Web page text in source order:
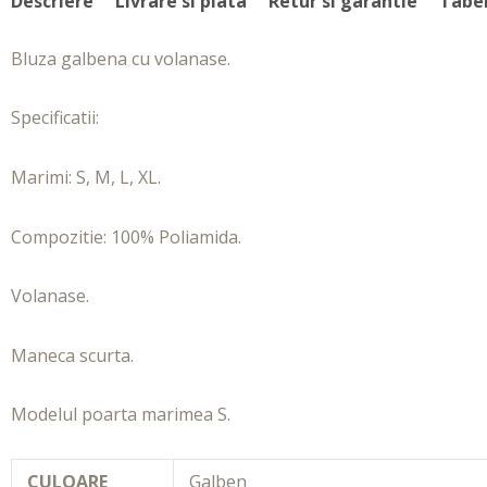
Bluza galbena cu volanase.
Specificatii:
Marimi: S, M, L, XL.
Compozitie: 100% Poliamida.
Volanase.
Maneca scurta.
Modelul poarta marimea S.
CULOARE
Galben